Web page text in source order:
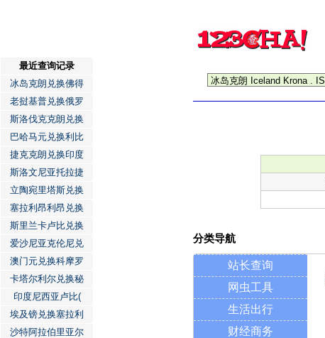
最近查询记录
冰岛克朗兑换佛得
老挝基普兑换俄罗
斯洛伐克克朗兑换
巴哈马元兑换利比
捷克克朗兑换印度
斯洛文尼亚托拉捷
立陶宛里塔斯兑换
塞拉利昂利昂兑换
斯里兰卡卢比兑换
爱沙尼亚克伦尼兑
澳门元兑换科摩罗
卡塔尔利尔兑换秘
印度尼西亚卢比(
埃及镑兑换塞拉利
沙特阿拉伯里亚尔
分类导航
站长查询
网虫工具
生活出行
财经商务